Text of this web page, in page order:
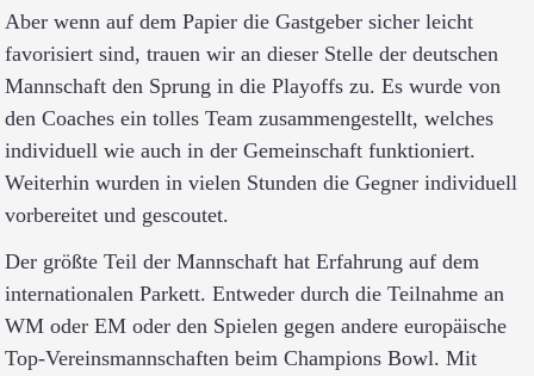
Aber wenn auf dem Papier die Gastgeber sicher leicht
favorisiert sind, trauen wir an dieser Stelle der deutschen
Mannschaft den Sprung in die Playoffs zu. Es wurde von
den Coaches ein tolles Team zusammengestellt, welches
individuell wie auch in der Gemeinschaft funktioniert.
Weiterhin wurden in vielen Stunden die Gegner individuell
vorbereitet und gescoutet.
Der größte Teil der Mannschaft hat Erfahrung auf dem
internationalen Parkett. Entweder durch die Teilnahme an
WM oder EM oder den Spielen gegen andere europäische
Top-Vereinsmannschaften beim Champions Bowl. Mit